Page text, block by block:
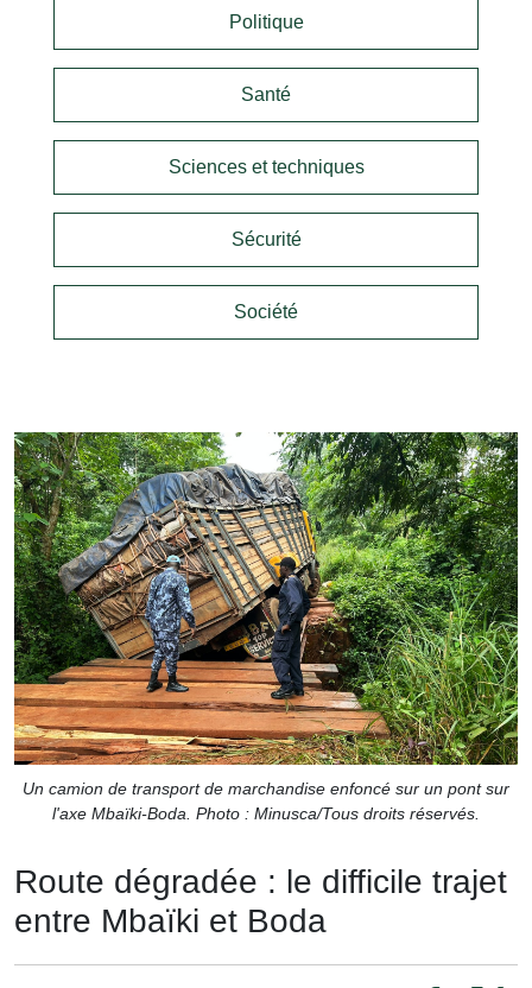
Politique
Santé
Sciences et techniques
Sécurité
Société
Un camion de transport de marchandise enfoncé sur un pont sur
l'axe Mbaïki-Boda. Photo : Minusca/Tous droits réservés.
Route dégradée : le difficile trajet
entre Mbaïki et Boda